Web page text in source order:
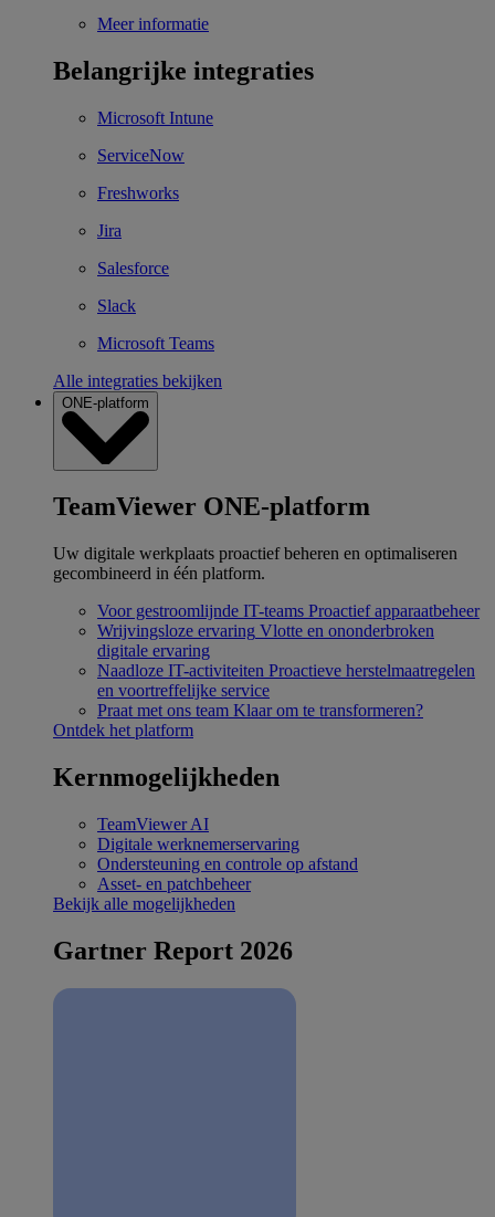
Meer informatie
Belangrijke integraties
Microsoft Intune
ServiceNow
Freshworks
Jira
Salesforce
Slack
Microsoft Teams
Alle integraties bekijken
ONE-platform
TeamViewer ONE-platform
Uw digitale werkplaats proactief beheren en optimaliseren
gecombineerd in één platform.
Voor gestroomlijnde IT-teams Proactief apparaatbeheer
Wrijvingsloze ervaring Vlotte en ononderbroken
digitale ervaring
Naadloze IT-activiteiten Proactieve herstelmaatregelen
en voortreffelijke service
Praat met ons team Klaar om te transformeren?
Ontdek het platform
Kernmogelijkheden
TeamViewer AI
Digitale werknemerservaring
Ondersteuning en controle op afstand
Asset- en patchbeheer
Bekijk alle mogelijkheden
Gartner Report 2026